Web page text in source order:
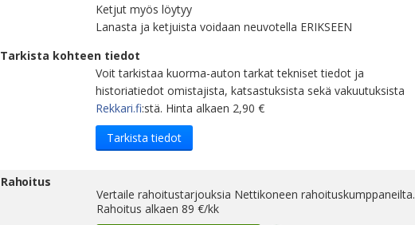
Ketjut myös löytyy
Lanasta ja ketjuista voidaan neuvotella ERIKSEEN
Tarkista kohteen tiedot
Voit tarkistaa kuorma-auton tarkat tekniset tiedot ja
historiatiedot omistajista, katsastuksista sekä vakuutuksista
Rekkari.fi:stä. Hinta alkaen 2,90 €
Tarkista tiedot
Rahoitus
Vertaile rahoitustarjouksia Nettikoneen rahoituskumppaneilta.
Rahoitus alkaen 89 €/kk